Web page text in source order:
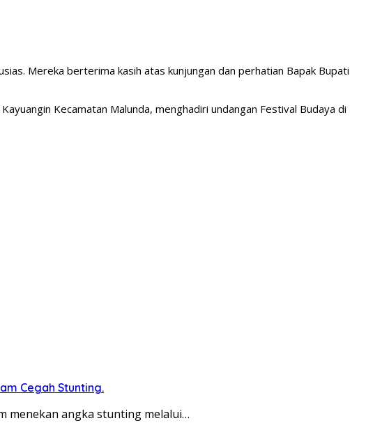
Mereka berterima kasih atas kunjungan dan perhatian Bapak Bupati
Kecamatan Malunda, menghadiri undangan Festival Budaya di
Cegah Stunting.
menekan angka stunting melalui…